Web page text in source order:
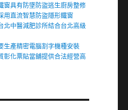
窗具有防墜防盜逃生廚房整修
用直流智慧防盜隱形鐵窗
北中醫減肥診所結合台北高級
生產精密電腦割字機種安裝
彰化票貼當舖提供合法經營高